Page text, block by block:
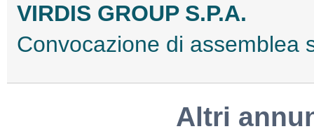
VIRDIS GROUP S.P.A.
Convocazione di assemblea
Altri